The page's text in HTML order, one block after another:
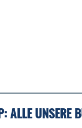
ALLE UNSERE